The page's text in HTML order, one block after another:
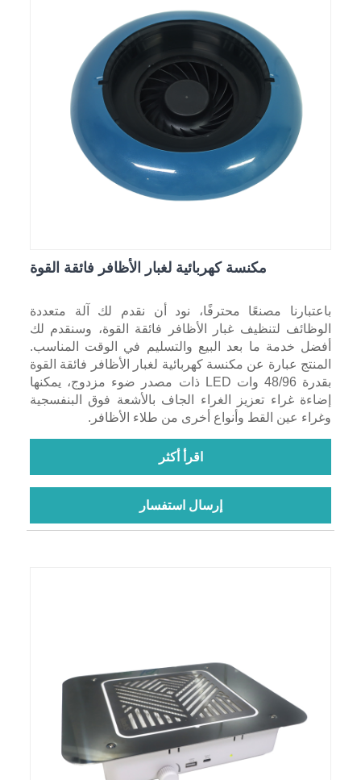
مكنسة كهربائية لغبار الأظافر فائقة القوة
باعتبارنا مصنعًا محترفًا، نود أن نقدم لك آلة متعددة
الوظائف لتنظيف غبار الأظافر فائقة القوة، وسنقدم لك
أفضل خدمة ما بعد البيع والتسليم في الوقت المناسب.
المنتج عبارة عن مكنسة كهربائية لغبار الأظافر فائقة القوة
بقدرة 48/96 وات LED ذات مصدر ضوء مزدوج، يمكنها
إضاءة غراء تعزيز الغراء الجاف بالأشعة فوق البنفسجية
وغراء عين القط وأنواع أخرى من طلاء الأظافر.
اقرأ أكثر
إرسال استفسار